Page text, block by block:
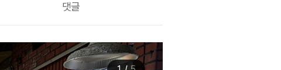
댓글